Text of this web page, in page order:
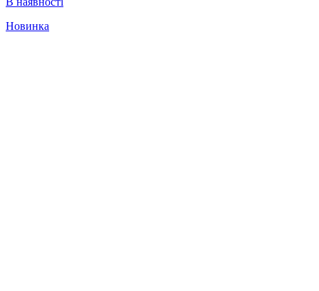
Новинка